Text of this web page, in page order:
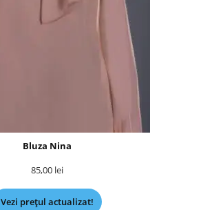
Bluza Nina
85,00 lei
Vezi prețul actualizat!